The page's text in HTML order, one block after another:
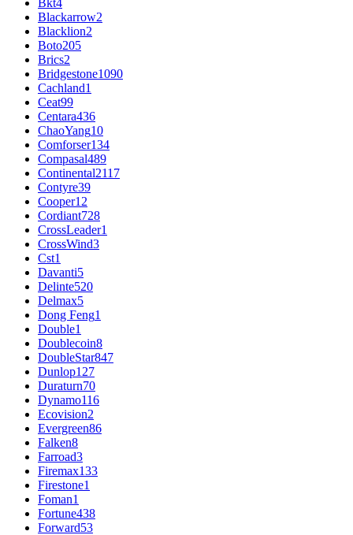
Bkt4
Blackarrow2
Blacklion2
Boto205
Brics2
Bridgestone1090
Cachland1
Ceat99
Centara436
ChaoYang10
Comforser134
Compasal489
Continental2117
Contyre39
Cooper12
Cordiant728
CrossLeader1
CrossWind3
Cst1
Davanti5
Delinte520
Delmax5
Dong Feng1
Double1
Doublecoin8
DoubleStar847
Dunlop127
Duraturn70
Dynamo116
Ecovision2
Evergreen86
Falken8
Farroad3
Firemax133
Firestone1
Foman1
Fortune438
Forward53